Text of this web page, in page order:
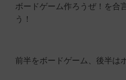
ボードゲーム作ろうぜ！を合
う！
前半をボードゲーム、後半は